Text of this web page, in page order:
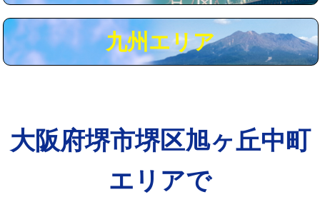
九州エリア
大阪府堺市堺区旭ヶ丘中町
エリアで